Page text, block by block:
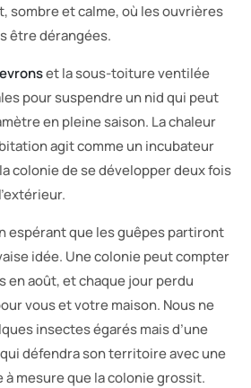
sombre et calme, où les ouvrières
être dérangées.
et la sous-toiture ventilée
pour suspendre un nid qui peut
en pleine saison. La chaleur
agit comme un incubateur
colonie de se développer deux fois
espérant que les guêpes partiront
idée. Une colonie peut compter
en août, et chaque jour perdu
vous et votre maison. Nous ne
insectes égarés mais d’une
défendra son territoire avec une
mesure que la colonie grossit.